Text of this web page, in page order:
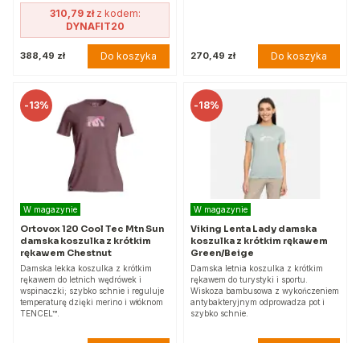
310,79 złz kodem:
DYNAFIT20
388,49 zł Do koszyka 270,49 zł Do koszyka
-13%
W magazynie
Ortovox 120 Cool Tec Mtn Sun
damska koszulka z krótkim
rękawem Chestnut
Damska lekka koszulka z krótkim
rękawem do letnich wędrówek i
wspinaczki; szybko schnie i reguluje
temperaturę dzięki merino i włóknom
TENCEL™.
-18%
W magazynie
Viking Lenta Lady damska
koszulka z krótkim rękawem
Green/Beige
Damska letnia koszulka z krótkim
rękawem do turystyki i sportu.
Wiskoza bambusowa z wykończeniem
antybakteryjnym odprowadza pot i
szybko schnie.